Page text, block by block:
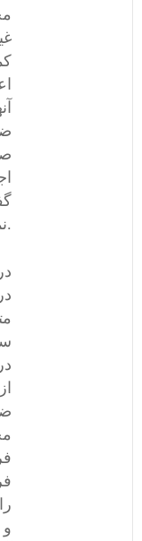
نمی‌دادند.